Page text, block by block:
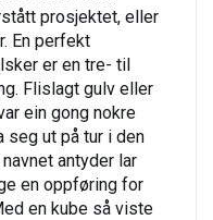
prosjektet, eller
En perfekt
er en tre- til
Flislagt gulv eller
ein gong nokre
seg ut på tur i den
antyder lar
en oppføring for
en kube så viste